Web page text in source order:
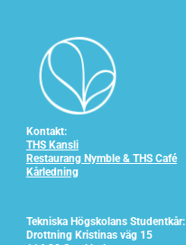
Kontakt:
THS Kansli
Restaurang Nymble & THS Café
Kårledning
Tekniska Högskolans Studentkår:
Drottning Kristinas väg 15